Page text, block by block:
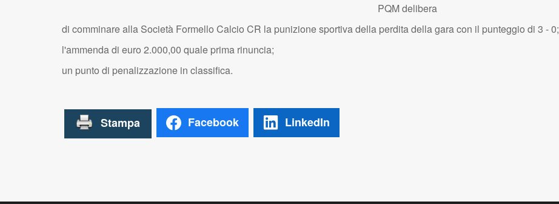
PQM delibera
di comminare alla Società Formello Calcio CR la punizione sportiva della perdita della gara con il punteggio di 3 - 0;
l'ammenda di euro 2.000,00 quale prima rinuncia;
un punto di penalizzazione in classifica.
Facebook LinkedIn